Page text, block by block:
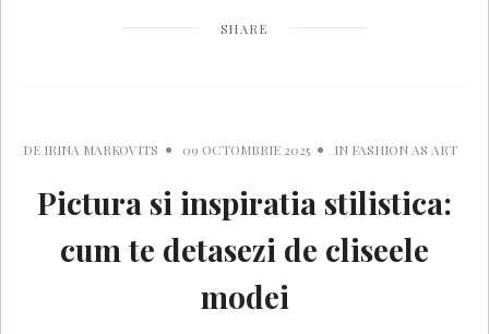
SHARE
DE IRINA MARKOVITS 09 OCTOMBRIE 2025 IN FASHION AS ART
Pictura si inspiratia stilistica:
cum te detasezi de cliseele
modei